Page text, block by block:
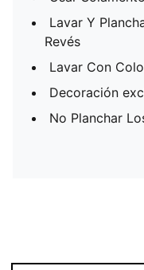
Lavar Y
Revés
Lavar Con
Decoración
No Planchar